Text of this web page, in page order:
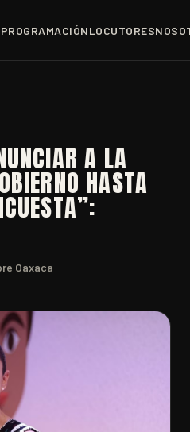
PROGRAMACIÓNLOCUTORES
A LA
HASTA
Oaxaca